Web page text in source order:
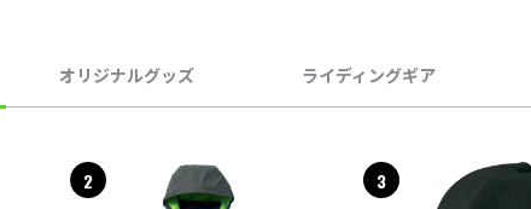
オリジナルグッズ ライディングギア
2 3